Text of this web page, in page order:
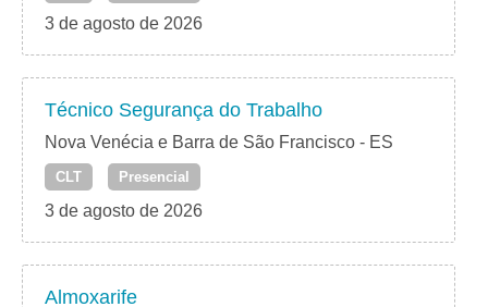
3 de agosto de 2026
Técnico Segurança do Trabalho
Nova Venécia e Barra de São Francisco - ES
CLT Presencial
3 de agosto de 2026
Almoxarife